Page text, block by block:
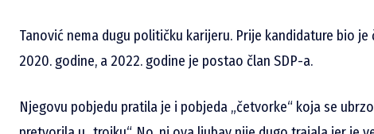
Tanović nema dugu političku karijeru. Prije kandidature bio
2020. godine, a 2022. godine je postao član SDP-a.
Njegovu pobjedu pratila je i pobjeda „četvorke“ koja se